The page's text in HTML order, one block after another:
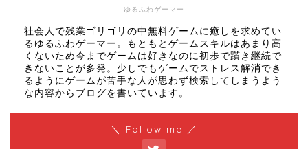
ゆるふわゲーマー
社会人で残業ゴリゴリの中無料ゲームに癒しを求めてい
るゆるふわゲーマー。もともとゲームスキルはあまり高
くないため今までゲームは好きなのに初歩で躓き継続で
きないことが多発。少しでもゲームでストレス解消でき
るようにゲームが苦手な人が思わず検索してしまうよう
な内容からブログを書いています。
＼ Follow me ／